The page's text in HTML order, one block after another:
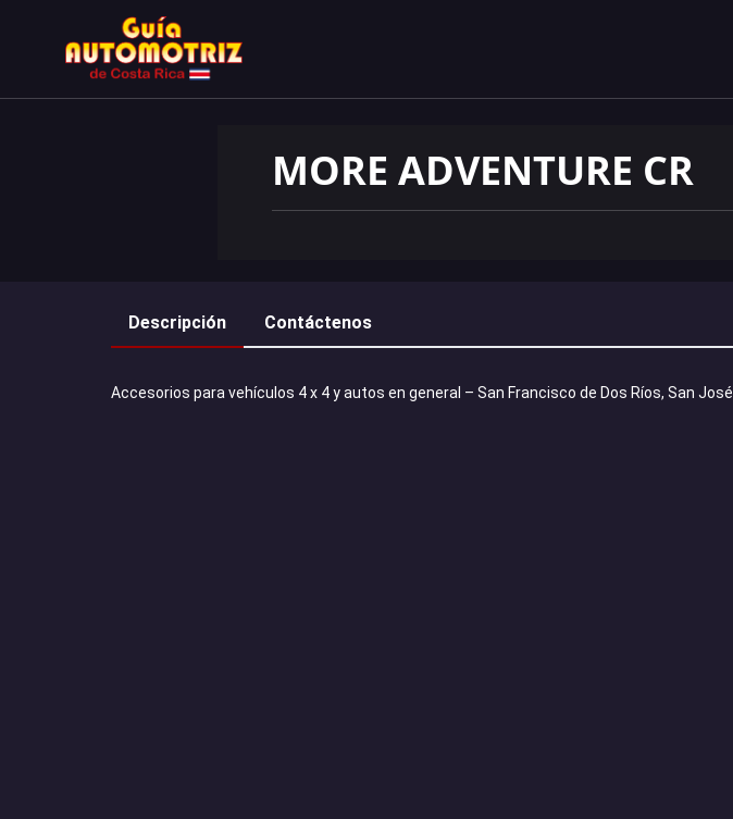
MORE ADVENTURE CR
Descripción Contáctenos
Accesorios para vehículos 4 x 4 y autos en general – San Francisco de Dos Ríos, San José